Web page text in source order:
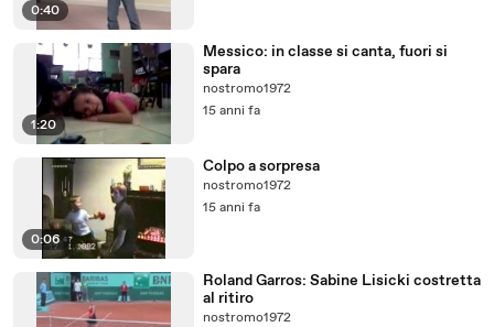
0:40
1:20
Messico: in classe si canta, fuori si
spara
nostromo1972
15 anni fa
0:06
Colpo a sorpresa
nostromo1972
15 anni fa
Roland Garros: Sabine Lisicki costretta
al ritiro
nostromo1972